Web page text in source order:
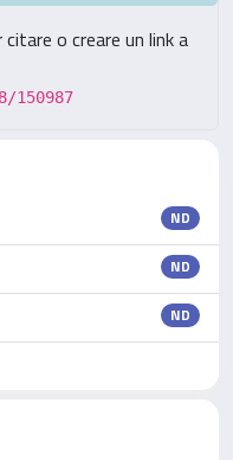
o creare un link a
150987
ND
ND
ND